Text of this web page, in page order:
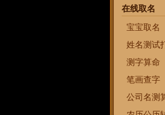
在线取名
宝宝取名
姓名测试
测字算命
笔画查字
公司名测